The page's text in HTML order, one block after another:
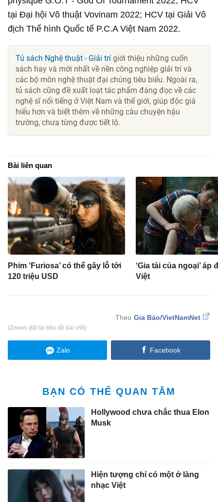
tại Đại hội Võ thuật Vovinam 2022; HCV tại Giải Vô
địch Thể hình Quốc tế P.C.A Việt Nam 2022.
Tủ sách Nghệ thuật - Giải trí giới thiệu những cuốn
sách hay và mới nhất về nền công nghiệp giải trí và
các bộ môn nghệ thuật đại chúng tiêu biểu. Ngoài ra,
tủ sách cũng đề xuất loạt tác phẩm đáng đọc về các
nghệ sĩ nổi tiếng ở Việt Nam và thế giới, giúp độc giả
hiểu hơn và biết thêm về những câu chuyện hậu
trường, chưa từng được tiết lộ.
Bài liên quan
Phim ‘Furiosa’ có thể gây lỗ tới
120 triệu USD
‘Gia tài của ngoại’ áp
Việt
Gia Bảo/VietNamNet
(Znews đặt lại tiêu đề bài viết)
Zalo Facebook
BẠN CÓ THỂ QUAN TÂM
Hollywood chưa chắc thua Elon
Musk
Hiện tượng chỉ có một ở làng
nhạc Việt